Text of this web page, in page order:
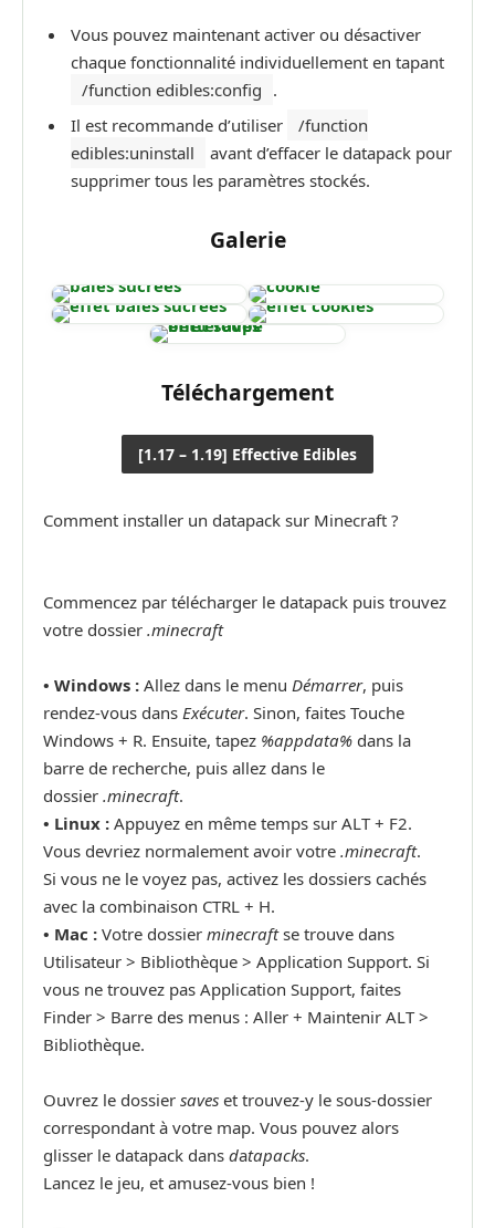
Vous pouvez maintenant activer ou désactiver
chaque fonctionnalité individuellement en tapant
/function edibles:config .
Il est recommande d’utiliser
/function
edibles:uninstall
avant d’effacer le datapack pour
supprimer tous les paramètres stockés.
Galerie
Téléchargement
[1.17 – 1.19] Effective Edibles
Comment installer un datapack sur Minecraft ?
Commencez par télécharger le datapack puis trouvez
votre dossier .minecraft
• Windows : Allez dans le menu Démarrer, puis
rendez-vous dans Exécuter. Sinon, faites Touche
Windows + R. Ensuite, tapez %appdata% dans la
barre de recherche, puis allez dans le
dossier .minecraft.
• Linux : Appuyez en même temps sur ALT + F2.
Vous devriez normalement avoir votre .minecraft.
Si vous ne le voyez pas, activez les dossiers cachés
avec la combinaison CTRL + H.
• Mac : Votre dossier minecraftse trouve dans
Utilisateur > Bibliothèque > Application Support. Si
vous ne trouvez pas Application Support, faites
Finder > Barre des menus : Aller + Maintenir ALT >
Bibliothèque.
Ouvrez le dossier saves et trouvez-y le sous-dossier
correspondant à votre map. Vous pouvez alors
glisser le datapack dans datapacks.
Lancez le jeu, et amusez-vous bien !